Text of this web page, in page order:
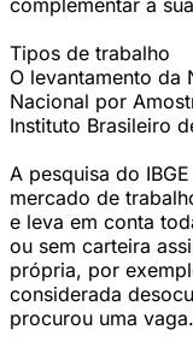
complementar a
Tipos de trabalho
O levantamento da
Nacional por
Instituto Brasileiro
A pesquisa do
mercado de
e leva em conta
ou sem carteira
própria, por
considerada
procurou uma vaga.